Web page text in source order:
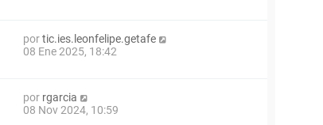
portic.ies.leonfelipe.getafe
08 Ene 2025, 18:42
por rgarcia
08 Nov 2024, 10:59